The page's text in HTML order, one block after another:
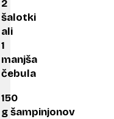
2
šalotki
ali
1
manjša
čebula
150
g šampinjonov